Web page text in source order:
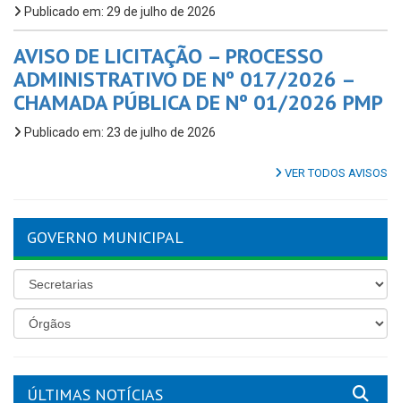
Publicado em: 29 de julho de 2026
AVISO DE LICITAÇÃO – PROCESSO
ADMINISTRATIVO DE Nº 017/2026 –
CHAMADA PÚBLICA DE Nº 01/2026 PMP
Publicado em: 23 de julho de 2026
VER TODOS AVISOS
GOVERNO MUNICIPAL
ÚLTIMAS NOTÍCIAS